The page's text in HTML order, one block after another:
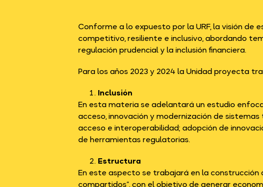
Conforme a lo expuesto por la URF, la visión
competitivo, resiliente e inclusivo, abordando
regulación prudencial y la inclusión financiera.
Para los años 2023 y 2024 la Unidad proyecta
Inclusión
En esta materia se adelantará un estudio
acceso, innovación y modernización de
acceso e interoperabilidad; adopción de
de herramientas regulatorias.
Estructura
En este aspecto se trabajará en la
compartidos”, con el objetivo de generar